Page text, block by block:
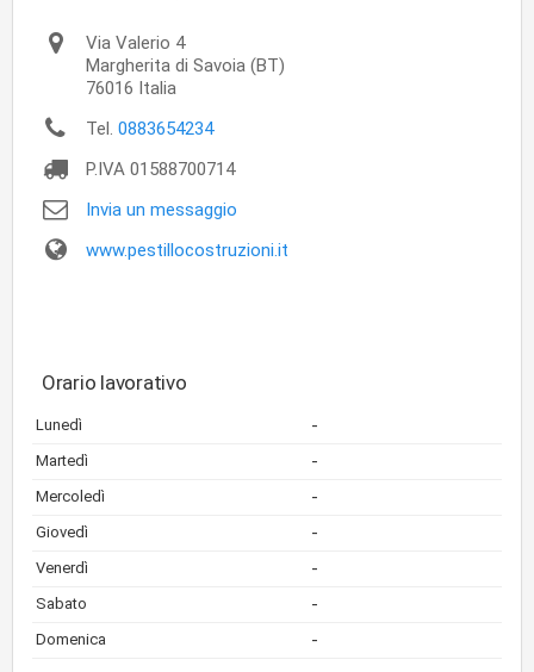
Via Valerio 4
Margherita di Savoia (BT)
76016 Italia
Tel. 0883654234
P.IVA 01588700714
Invia un messaggio
www.pestillocostruzioni.it
Orario lavorativo
Lunedì -
Martedì -
Mercoledì -
Giovedì -
Venerdì -
Sabato -
Domenica -